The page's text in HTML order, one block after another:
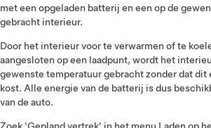
met een opgeladen batterij en een op de
gebracht interieur.
Door het interieur voor te verwarmen of te
aangesloten op een laadpunt, wordt het
gewenste temperatuur gebracht zonder dat dit
kost. Alle energie van de batterij is dus
van de auto.
Zoek 'Gepland vertrek' in het menu Laden op